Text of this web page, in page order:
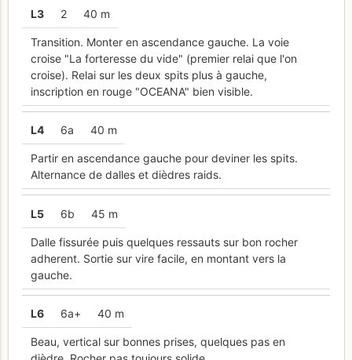
L3 2 40 m
Transition. Monter en ascendance gauche. La voie
croise "La forteresse du vide" (premier relai que l'on
croise). Relai sur les deux spits plus à gauche,
inscription en rouge "OCEANA" bien visible.
L4 6a 40 m
Partir en ascendance gauche pour deviner les spits.
Alternance de dalles et dièdres raids.
L5 6b 45 m
Dalle fissurée puis quelques ressauts sur bon rocher
adherent. Sortie sur vire facile, en montant vers la
gauche.
L6 6a+ 40 m
Beau, vertical sur bonnes prises, quelques pas en